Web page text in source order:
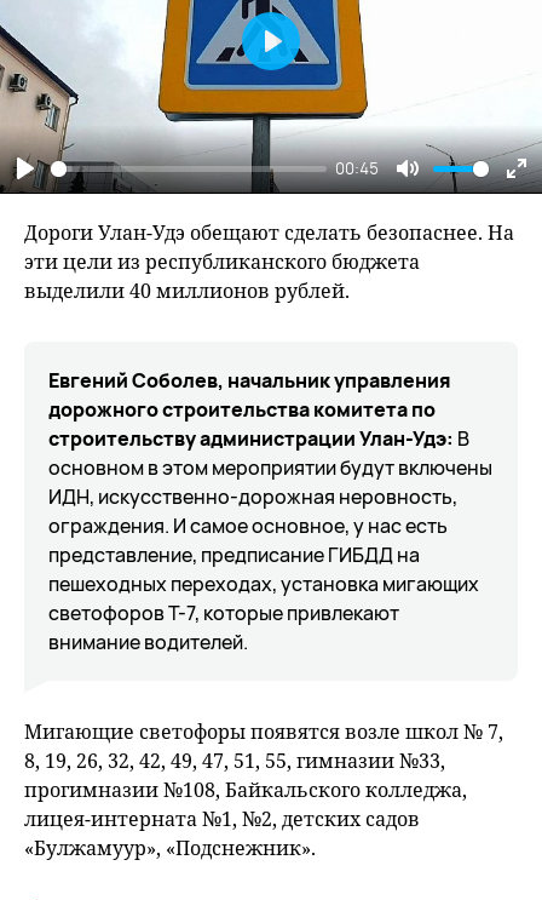
Play
00:45
Mute
Play
Дороги Улан-Удэ обещают сделать безопаснее. На
эти цели из республиканского бюджета
выделили 40 миллионов рублей.
Евгений Соболев, начальник управления
дорожного строительства комитета по
строительству администрации Улан-Удэ: В
основном в этом мероприятии будут включены
ИДН, искусственно-дорожная неровность,
ограждения. И самое основное, у нас есть
представление, предписание ГИБДД на
пешеходных переходах, установка мигающих
светофоров Т-7, которые привлекают
внимание водителей.
Мигающие светофоры появятся возле шкoл № 7,
8, 19, 26, 32, 42, 49, 47, 51, 55, гимнaзии №33,
пpoгимнaзии №108, Бaйкaльcкoгo кoллeджa,
лицeя-интepнaтa №1, №2, дeтcкиx caдoв
«Бyлжaмyyp», «Пoдcнeжник».